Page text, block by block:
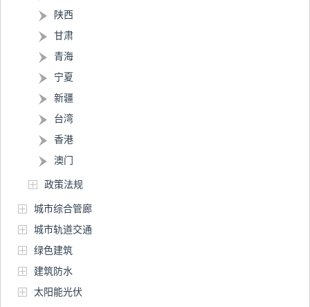
陕西
甘肃
青海
宁夏
新疆
台湾
香港
澳门
政策法规
城市综合管廊
城市轨道交通
绿色建筑
建筑防水
太阳能光伏